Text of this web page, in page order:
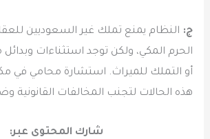
ج: النظام يمنع تملك غير السعوديين
الحرم المكي، ولكن توجد استثناءات وبدائل
أو التملك للميراث. استشارة محامي في
هذه الحالات لتجنب المخالفات القانونية
شارك المحتوى عبر: